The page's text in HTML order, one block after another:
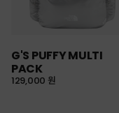
G'S PUFFY MULTI
PACK
129,000 원